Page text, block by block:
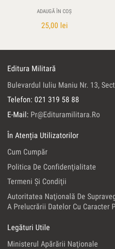
ADAUGĂ ÎN COȘ
25,00 lei
Editura Militară
Bulevardul Iuliu Maniu Nr. 13,
Telefon: 021 319 58 88
E-Mail: Pr@edituramilitara.ro
În Atenția Utilizatorilor
Cum Cumpăr
Politica De Confidenţialitate
Termeni Şi Condiţii
Autoritatea Naţională De
A Prelucrării Datelor Cu Caracter
Legături Utile
Ministerul Apărării Naţionale